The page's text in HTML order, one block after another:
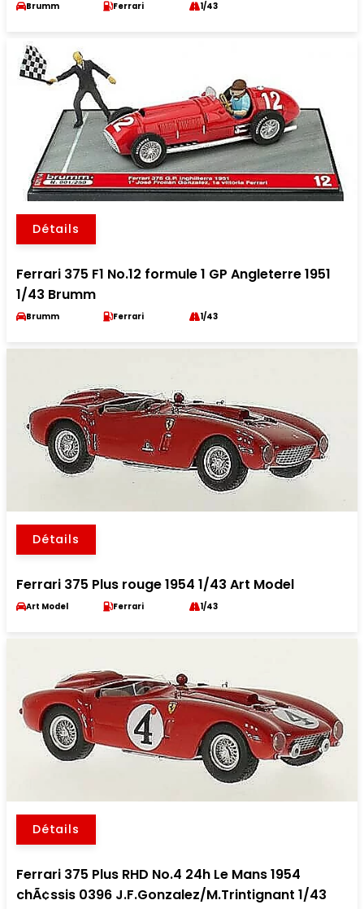
Brumm Ferrari 1/43
Détails
Ferrari 375 F1 No.12 formule 1 GP Angleterre 1951
1/43 Brumm
Brumm Ferrari 1/43
Détails
Ferrari 375 Plus rouge 1954 1/43 Art Model
Art Model Ferrari 1/43
Détails
Ferrari 375 Plus RHD No.4 24h Le Mans 1954
chÃ¢ssis 0396 J.F.Gonzalez/M.Trintignant 1/43